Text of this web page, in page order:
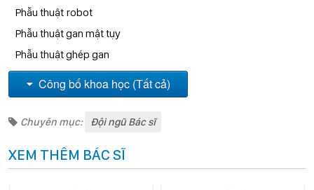
Phẫu thuật robot
Phẫu thuật gan mật tụy
Phẫu thuật ghép gan
Công bố khoa học (Tất cả)
Chuyên mục: Đội ngũ Bác sĩ
XEM THÊM BÁC SĨ